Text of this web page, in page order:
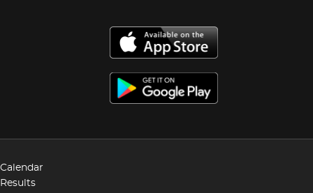
Calendar
Results